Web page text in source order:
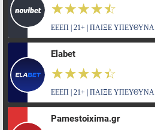
☆☆☆☆☆
★★★★★
ΕΕΕΠ | 21+ | ΠΑΙΞΕ ΥΠΕΥΘΥΝΑ
Elabet
☆☆☆☆☆
★★★★★
ΕΕΕΠ | 21+ | ΠΑΙΞΕ ΥΠΕΥΘΥΝΑ
Pamestoixima.gr